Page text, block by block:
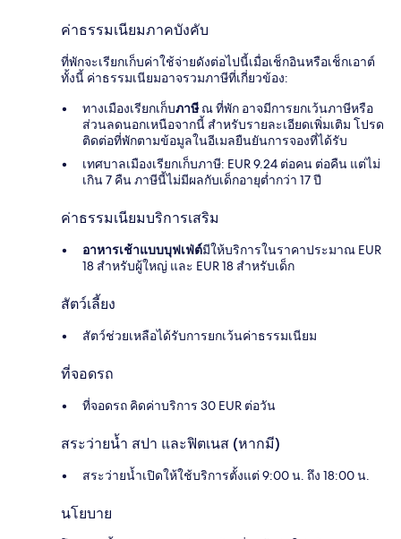
ค่าธรรมเนียมภาคบังคับ
ที่พักจะเรียกเก็บค่าใช้จ่ายดังต่อไปนี้เมื่อเช็กอินหรือเช็กเอาต์
ทั้งนี้ ค่าธรรมเนียมอาจรวมภาษีที่เกี่ยวข้อง:
ทางเมืองเรียกเก็บภาษีณ ที่พัก อาจมีการยกเว้นภาษีหรือ
ส่วนลดนอกเหนือจากนี้ สำหรับรายละเอียดเพิ่มเติม โปรด
ติดต่อที่พักตามข้อมูลในอีเมลยืนยันการจองที่ได้รับ
เทศบาลเมืองเรียกเก็บภาษี: EUR 9.24 ต่อคน ต่อคืน แต่ไม่
เกิน 7 คืน ภาษีนี้ไม่มีผลกับเด็กอายุต่ำกว่า 17 ปี
ค่าธรรมเนียมบริการเสริม
อาหารเช้าแบบบุฟเฟ่ต์มีให้บริการในราคาประมาณ EUR
18 สำหรับผู้ใหญ่ และ EUR 18 สำหรับเด็ก
สัตว์เลี้ยง
สัตว์ช่วยเหลือได้รับการยกเว้นค่าธรรมเนียม
ที่จอดรถ
ที่จอดรถ คิดค่าบริการ 30 EUR ต่อวัน
สระว่ายน้ำ สปา และฟิตเนส (หากมี)
สระว่ายน้ำเปิดให้ใช้บริการตั้งแต่ 9:00 น. ถึง 18:00 น.
นโยบาย